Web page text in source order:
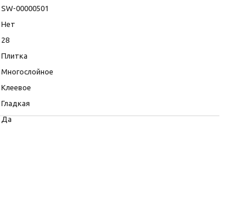
SW-00000501
Нет
28
Плитка
Многослойное
Клеевое
Гладкая
Да